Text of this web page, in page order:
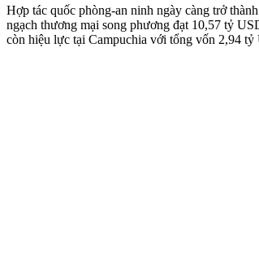
Hợp tác quốc phòng-an ninh ngày càng trở
ngạch thương mại song phương đạt 10,57 tỷ
còn hiệu lực tại Campuchia với tổng vốn 2,94